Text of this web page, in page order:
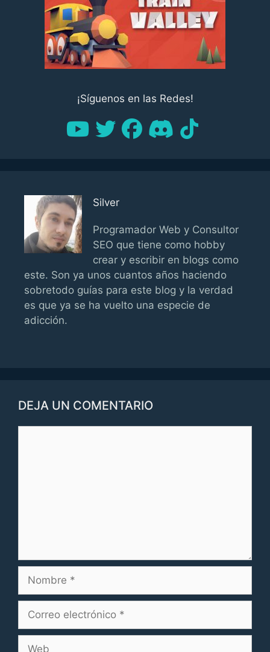
¡Síguenos en las Redes!
Silver
Programador Web y Consultor
SEO que tiene como hobby
crear y escribir en blogs como
este. Son ya unos cuantos años haciendo
sobretodo guías para este blog y la verdad
es que ya se ha vuelto una especie de
adicción.
DEJA UN COMENTARIO
electrónico